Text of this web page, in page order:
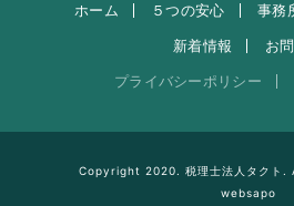
ホーム ５つの安心 事務
新着情報
お
プライバシーポリシー
Copyright 2020. 税理士法人タクト
websapo